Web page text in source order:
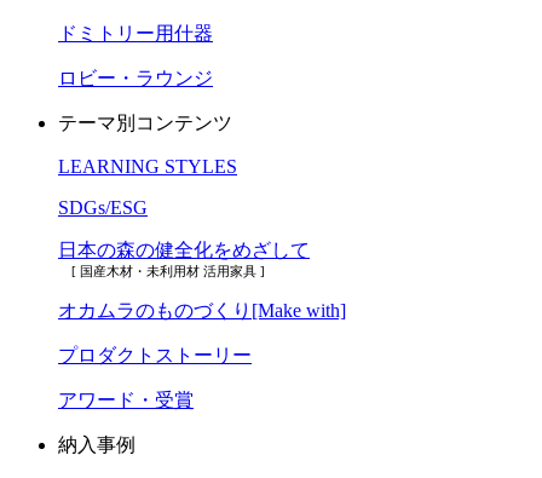
ドミトリー用什器
ロビー・ラウンジ
テーマ別コンテンツ
LEARNING STYLES
SDGs/ESG
日本の森の健全化をめざして
[ 国産木材・未利用材 活用家具 ]
オカムラのものづくり[Make with]
プロダクトストーリー
アワード・受賞
納入事例